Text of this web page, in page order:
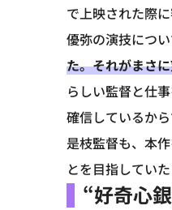
で上映された際
優弥の演技につ
た。それがまさ
らしい監督と仕
確信しているか
是枝監督も、本
とを目指していた
“好奇心